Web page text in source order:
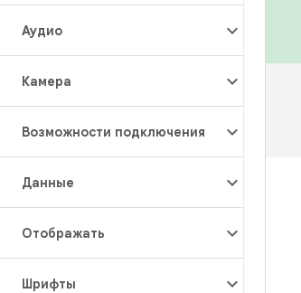
Аудио
Камера
Возможности подключения
Данные
Отображать
Шрифты